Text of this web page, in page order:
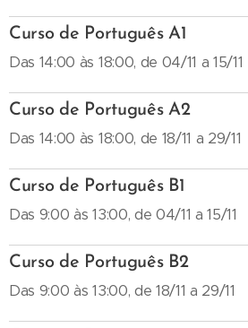
Curso de Português A1
Das 14:00 às 18:00, de 04/11 a 15/11
Curso de Português A2
Das 14:00 às 18:00, de 18/11 a 29/11
Curso de Português B1
Das 9:00 às 13:00, de 04/11 a 15/11
Curso de Português B2
Das 9:00 às 13:00, de 18/11 a 29/11